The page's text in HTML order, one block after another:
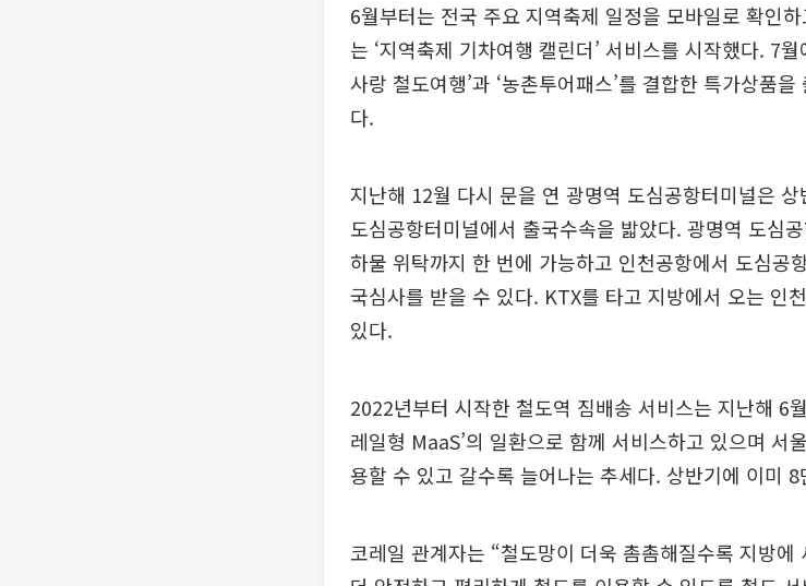
6월부터는 전국 주요 지역축제 일정을 모바일로 확인
는 ‘지역축제 기차여행 캘린더’ 서비스를 시작했다. 7
사랑 철도여행’과 ‘농촌투어패스’를 결합한 특가상품
다.
지난해 12월 다시 문을 연 광명역 도심공항터미널은
도심공항터미널에서 출국수속을 밟았다. 광명역 도심
하물 위탁까지 한 번에 가능하고 인천공항에서 도심공
국심사를 받을 수 있다. KTX를 타고 지방에서 오는 인
있다.
2022년부터 시작한 철도역 짐배송 서비스는 지난해 6
레일형 MaaS’의 일환으로 함께 서비스하고 있으며 서
용할 수 있고 갈수록 늘어나는 추세다. 상반기에 이미
코레일 관계자는 “철도망이 더욱 촘촘해질수록 지방